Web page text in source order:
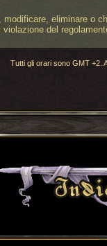
eliminare o
del
Tutti gli orari sono GMT +2.
indietro